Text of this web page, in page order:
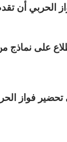
الحربي أن
على نماذج
تحضير فواز